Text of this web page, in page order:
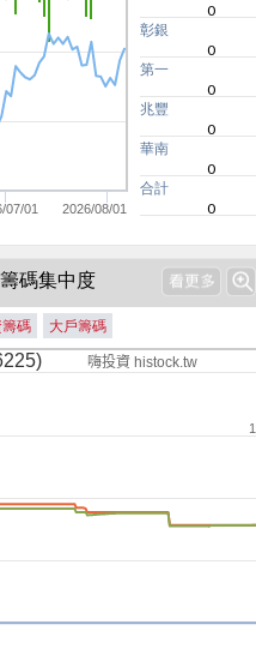
07/01 2026/08/01
0
彰銀
0
第一
0
兆豐
0
華南
0
合計
0
碼集中度
碼 大戶籌碼
嗨投資 histock.tw